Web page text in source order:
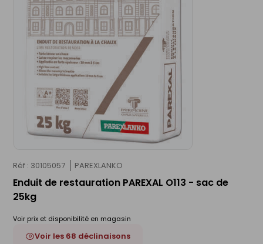
Réf : 30105057 PAREXLANKO
Enduit de restauration PAREXAL O113 - sac de
25kg
Voir prix et disponibilité en magasin
Voir les 68 déclinaisons